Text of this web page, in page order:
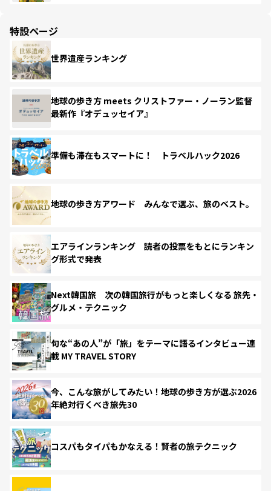
特設ページ
世界遺産ランキング
地球の歩き方 meets クリストファー・ノーラン監督
最新作『オデュッセイア』
準備も滞在もスマートに！ トラベルハック2026
地球の歩き方アワード みんなで選ぶ、旅のベスト。
エアラインランキング 読者の投票をもとにランキン
グ形式で発表
Next韓国旅 次の韓国旅行がもっと楽しくなる 旅先・
グルメ・テクニック
旬な“あの人”が「旅」をテーマに語るインタビュー連
載 MY TRAVEL STORY
今、こんな旅がしてみたい！地球の歩き方が選ぶ2026
年絶対行くべき旅先30
コスパもタイパもかなえる！賢者の旅テクニック